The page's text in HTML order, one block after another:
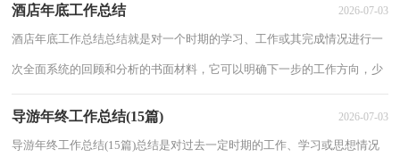
酒店年底工作总结 2026-07-03
酒店年底工作总结总结就是对一个时期的学习、工作或其完成情况进行一
次全面系统的回顾和分析的书面材料，它可以明确下一步的工作方向，少
导游年终工作总结(15篇) 2026-07-03
导游年终工作总结(15篇)总结是对过去一定时期的工作、学习或思想情况